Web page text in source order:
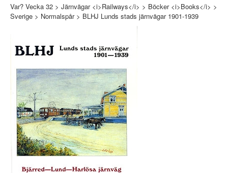
Var? Vecka 32 > Järnvägar <i>Railways</i> > Böcker <i>Books</i> >
Sverige > Normalspår> BLHJ Lunds stads järnvägar 1901-1939